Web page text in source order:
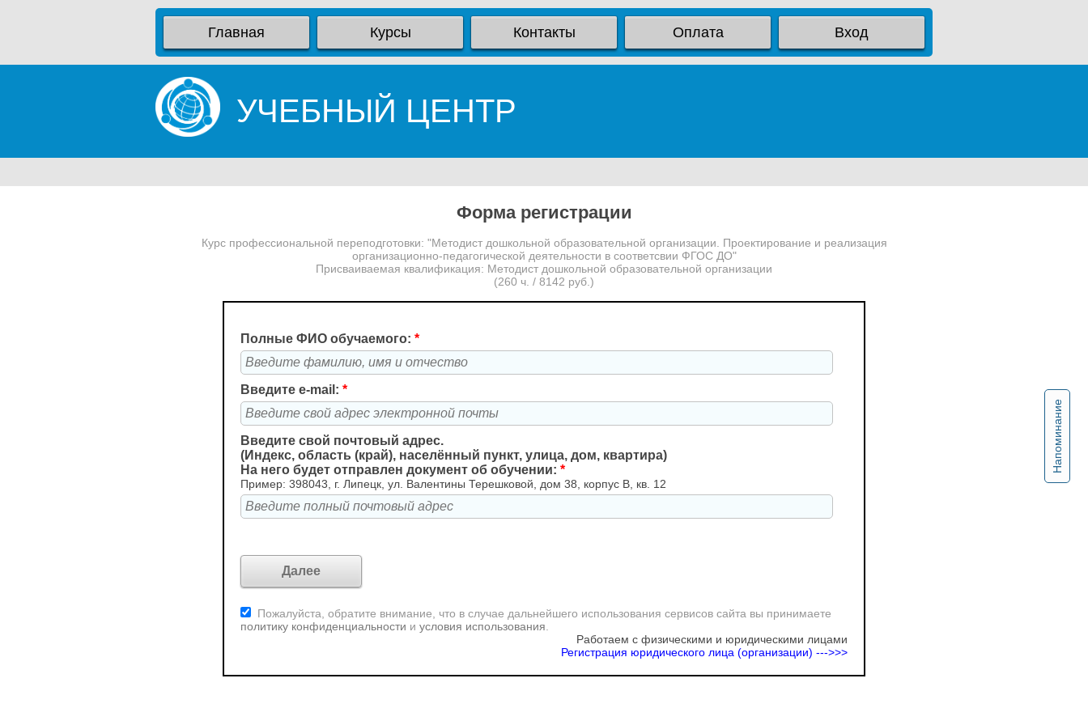
Главная Курсы Контакты Оплата Вход
УЧЕБНЫЙ ЦЕНТР
Напоминание
Форма регистрации
Курс профессиональной переподготовки: "Методист дошкольной образовательной организации. Проектирование и реализация
организационно-педагогической деятельности в соответсвии ФГОС ДО"
Присваиваемая квалификация: Методист дошкольной образовательной организации
(260 ч. / 8142 руб.)
Полные ФИО обучаемого: *
Введите e-mail: *
Введите свой почтовый адрес.
(Индекс, область (край), населённый пункт, улица, дом, квартира)
На него будет отправлен документ об обучении: *
Пример: 398043, г. Липецк, ул. Валентины Терешковой, дом 38, корпус В, кв. 12
Пожалуйста, обратите внимание, что в случае дальнейшего использования сервисов сайта вы принимаете
политику конфиденциальности и условия использования
Работаем с физическими и юридическими лицами
Регистрация юридического лица (организации) --->>>